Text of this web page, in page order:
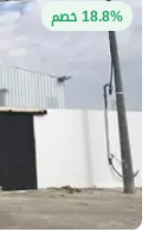
18.8% خصم